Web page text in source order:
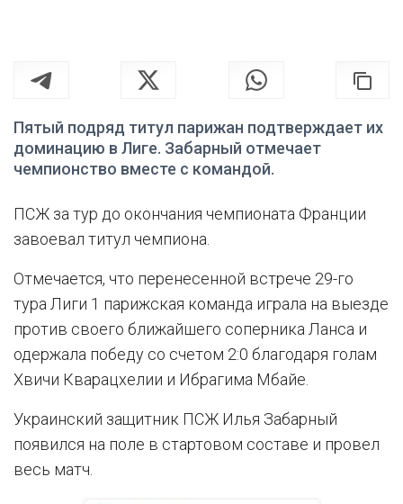
Пятый подряд титул парижан подтверждает их
доминацию в Лиге. Забарный отмечает
чемпионство вместе с командой.
ПСЖ за тур до окончания чемпионата Франции
завоевал титул чемпиона.
Отмечается, что перенесенной встрече 29-го
тура Лиги 1 парижская команда играла на выезде
против своего ближайшего соперника Ланса и
одержала победу со счетом 2:0 благодаря голам
Хвичи Кварацхелии и Ибрагима Мбайе.
Украинский защитник ПСЖ Илья Забарный
появился на поле в стартовом составе и провел
весь матч.